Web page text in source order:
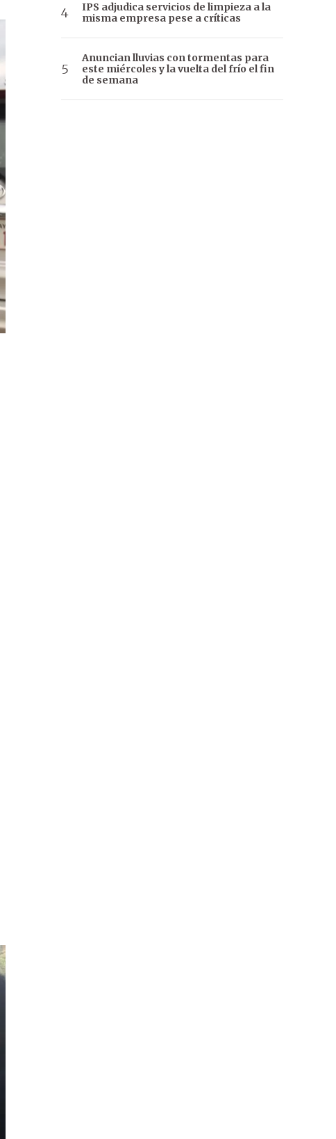
IPS adjudica servicios de limpieza a la
misma empresa pese a críticas
Anuncian lluvias con tormentas para
este miércoles y la vuelta del frío el fin
de semana